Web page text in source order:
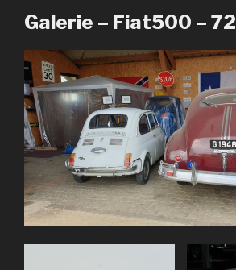
Galerie – Fiat500 – 72